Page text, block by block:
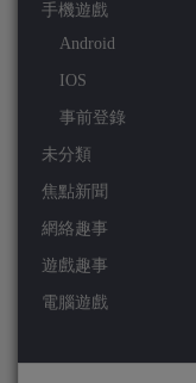
手機遊戲
Android
IOS
事前登錄
未分類
焦點新聞
網絡趣事
遊戲趣事
電腦遊戲